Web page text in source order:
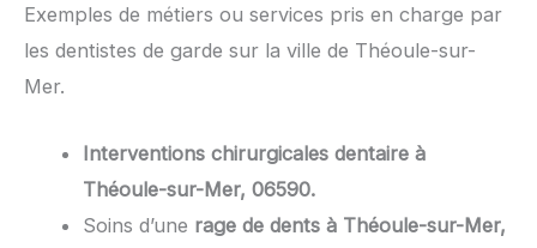
Exemples de métiers ou services pris en charge par
les dentistes de garde sur la ville de Théoule-sur-
Mer.
Interventions chirurgicales dentaire à
Théoule-sur-Mer, 06590.
Soins d’une rage de dents à Théoule-sur-Mer,